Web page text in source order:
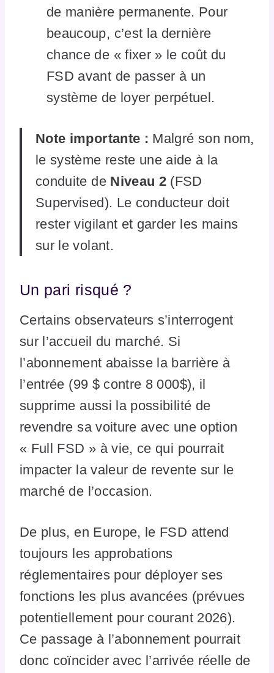
de manière permanente. Pour
beaucoup, c’est la dernière
chance de « fixer » le coût du
FSD avant de passer à un
système de loyer perpétuel.
Note importante : Malgré son nom,
le système reste une aide à la
conduite de Niveau 2 (FSD
Supervised). Le conducteur doit
rester vigilant et garder les mains
sur le volant.
Un pari risqué ?
Certains observateurs s’interrogent
sur l’accueil du marché. Si
l’abonnement abaisse la barrière à
l’entrée (99 $ contre 8 000$), il
supprime aussi la possibilité de
revendre sa voiture avec une option
« Full FSD » à vie, ce qui pourrait
impacter la valeur de revente sur le
marché de l’occasion.
De plus, en Europe, le FSD attend
toujours les approbations
réglementaires pour déployer ses
fonctions les plus avancées (prévues
potentiellement pour courant 2026).
Ce passage à l’abonnement pourrait
donc coïncider avec l’arrivée réelle de